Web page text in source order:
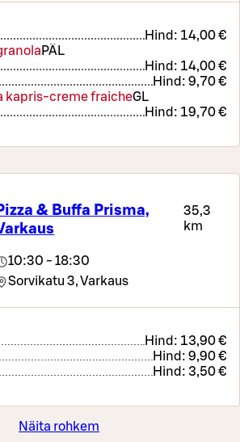
Hind: 14,00 €
PÄ L
Hind: 14,00 €
Hind: 9,70 €
kapris-creme fraicheGL
Hind: 19,70 €
& Buffa Prisma,
35,3
km
10:30 - 18:30
Sorvikatu 3,Varkaus
Hind: 13,90 €
Hind: 9,90 €
Hind: 3,50 €
Näita rohkem